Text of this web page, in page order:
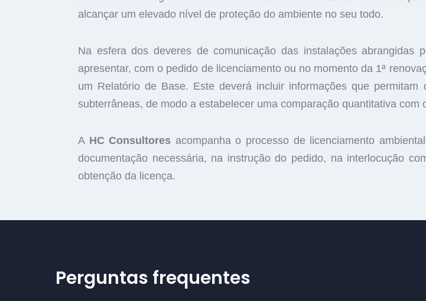
alcançar um elevado nível de proteção do ambiente no seu todo.
Na esfera dos deveres de comunicação das instalações abrangidas
apresentar, com o pedido de licenciamento ou no momento da 1ª
um Relatório de Base. Este deverá incluir informações que
subterrâneas, de modo a estabelecer uma comparação quantitativa
A HC Consultores acompanha o processo de licenciamento
documentação necessária, na instrução do pedido, na interlocução
obtenção da licença.
Perguntas frequentes